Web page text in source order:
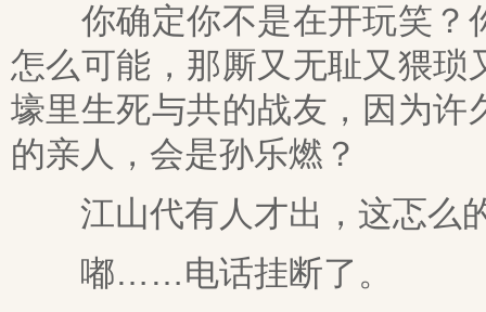
你确定你不是在开玩笑？
怎么可能，那厮又无耻又猥
壕里生死与共的战友，因为
的亲人，会是孙乐燃？
江山代有人才出，这忑么
嘟……电话挂断了。